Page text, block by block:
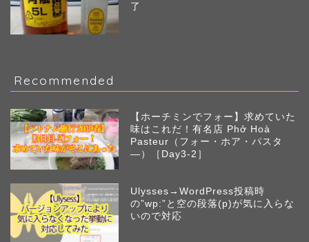
了
Recommended
【ホーチミンでフォー】求めていた
味はこれだ！有名店 Phở Hoà
Pasteur（フォー・ホア・パスタ
―）［Day3-2］
Ulysses→WordPress投稿時
の”wp:”と空の段落(p)が気に入らな
いので対応